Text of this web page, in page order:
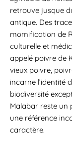
retrouve jusque
antique. Des
momification de
culturelle et
appelé poivre de
vieux poivre,
incarne l’identité
biodiversité
Malabar reste un
une référence
caractère.